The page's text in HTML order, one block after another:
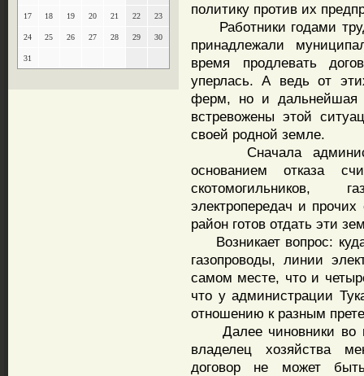
17 18 19 20 21 22 23
24 25 26 27 28 29 30
31
политику против их
Работники годами
принадлежали
время продлевать
уперлась. А ведь от
ферм, но и дальнейшая
встревожены этой
своей родной земле.
Сначала
основанием отказа
скотомогильников,
электропередач и
район готов отдать эти
Возникает вопрос:
газопроводы, линии
самом месте, что и
что у администрации
отношению к разным
Далее чиновники во
владелец хозяйства
договор не может